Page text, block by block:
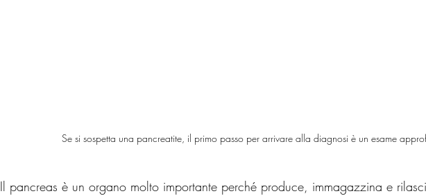
Se si sospetta una pancreatite, il primo passo per arrivare alla diagnosi è un esame
Il pancreas è un organo molto importante perché produce, immagazzina e